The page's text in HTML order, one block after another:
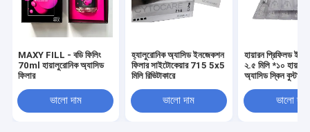
MAXY FILL - বডি ফিলিং
70ml হায়ালুরোনিক অ্যাসিড
ফিলার
ভালো দাম
হ্যালুরোনিক অ্যাসিড ইনজেকশন
ফিলার সাইটোকেয়ার 715 5x5
মিলি রিভিটাকারে
ভালো দাম
হায়ারন প্রিফিলড
২.৫ মিলি *১০
অ্যাসিড স্কিন বুস্টার
ভালো দাম